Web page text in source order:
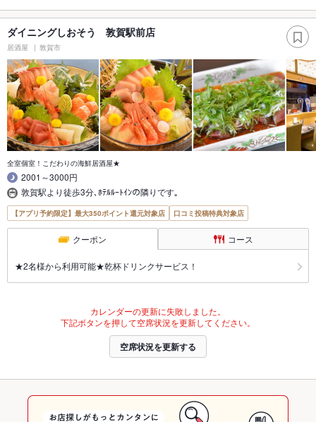
ダイニングしおそう 敦賀駅前店
居酒屋 敦賀市
全室個室！こだわりの海鮮居酒屋★
2001～3000円
敦賀駅より徒歩3分､ﾎﾃﾙﾙｰﾄｲﾝの隣りです｡
【アプリ予約限定】最大350ポイント還元対象店 口コミ投稿特典対象店
クーポン コース
★2名様から利用可能★乾杯ドリンクサービス！
カレンダーの更新に失敗しました。
下記ボタンを押して空席状況を更新してください。
空席状況を更新する